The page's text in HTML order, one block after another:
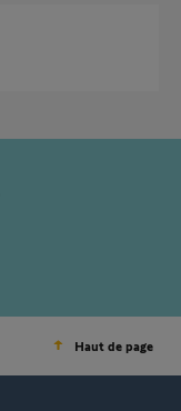
Haut de page